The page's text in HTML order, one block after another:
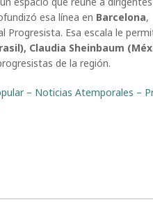
esa línea en Barcelona,
Progresista. Esa escala le
Claudia Sheinbaum
de la región.
– Noticias Atemporales –